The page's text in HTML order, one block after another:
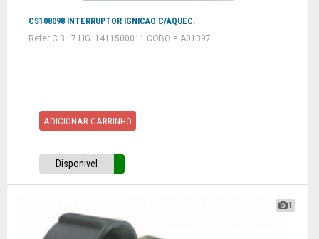
CS108098 INTERRUPTOR IGNICAO C/AQUEC.
Refer C 3 : 7 LIG. 1411500011 COBO = A01397
ADICIONAR CARRINHO
Disponivel
1